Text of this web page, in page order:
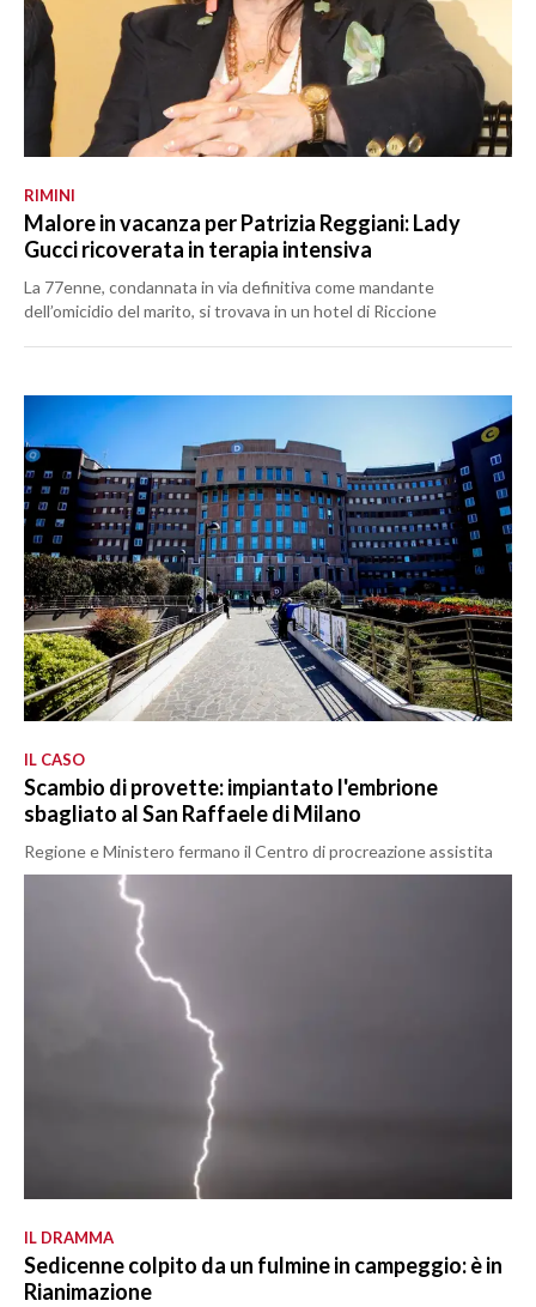
RIMINI
Malore in vacanza per Patrizia Reggiani: Lady
Gucci ricoverata in terapia intensiva
La 77enne, condannata in via definitiva come mandante
dell’omicidio del marito, si trovava in un hotel di Riccione
IL CASO
Scambio di provette: impiantato l'embrione
sbagliato al San Raffaele di Milano
Regione e Ministero fermano il Centro di procreazione assistita
IL DRAMMA
Sedicenne colpito da un fulmine in campeggio: è in
Rianimazione